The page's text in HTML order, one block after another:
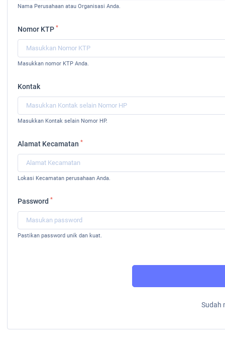
Nama Perusahaan atau Organisasi Anda.
Nomor KTP *
Masukkan nomor KTP Anda.
Kontak
Masukkan Kontak selain Nomor HP.
Alamat Kecamatan *
Lokasi Kecamatan perusahaan Anda.
Password *
Pastikan password unik dan kuat.
Sudah